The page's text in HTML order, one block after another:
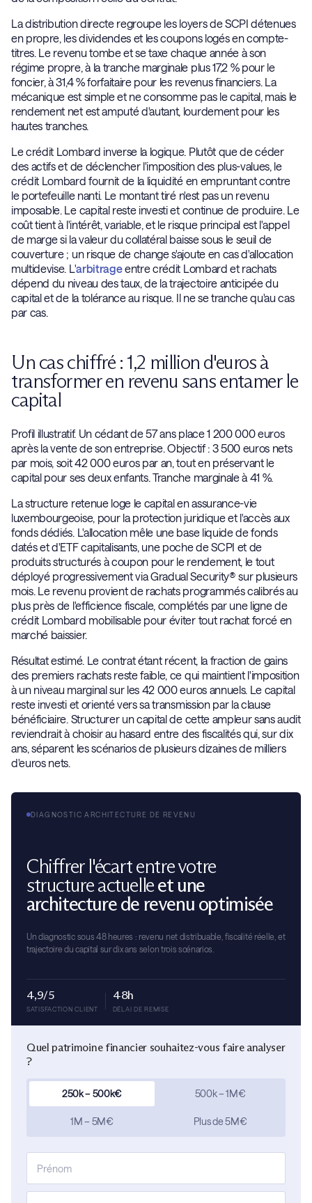
La distribution directe regroupe les loyers de SCPI détenues
en propre, les dividendes et les coupons logés en compte-
titres. Le revenu tombe et se taxe chaque année à son
régime propre, à la tranche marginale plus 17,2 % pour le
foncier, à 31,4 % forfaitaire pour les revenus financiers. La
mécanique est simple et ne consomme pas le capital, mais le
rendement net est amputé d'autant, lourdement pour les
hautes tranches.
Le crédit Lombard inverse la logique. Plutôt que de céder
des actifs et de déclencher l'imposition des plus-values, le
crédit Lombard fournit de la liquidité en empruntant contre
le portefeuille nanti. Le montant tiré n'est pas un revenu
imposable. Le capital reste investi et continue de produire. Le
coût tient à l'intérêt, variable, et le risque principal est l'appel
de marge si la valeur du collatéral baisse sous le seuil de
couverture ; un risque de change s'ajoute en cas d'allocation
multidevise. L'arbitrageentre crédit Lombard et rachats
dépend du niveau des taux, de la trajectoire anticipée du
capital et de la tolérance au risque. Il ne se tranche qu'au cas
par cas.
Un cas chiffré : 1,2 million d'euros à
transformer en revenu sans entamer le
capital
Profil illustratif. Un cédant de 57 ans place 1 200 000 euros
après la vente de son entreprise. Objectif : 3 500 euros nets
par mois, soit 42 000 euros par an, tout en préservant le
capital pour ses deux enfants. Tranche marginale à 41 %.
La structure retenue loge le capital en assurance-vie
luxembourgeoise, pour la protection juridique et l'accès aux
fonds dédiés. L'allocation mêle une base liquide de fonds
datés et d'ETF capitalisants, une poche de SCPI et de
produits structurés à coupon pour le rendement, le tout
déployé progressivement via Gradual Security® sur plusieurs
mois. Le revenu provient de rachats programmés calibrés au
plus près de l'efficience fiscale, complétés par une ligne de
crédit Lombard mobilisable pour éviter tout rachat forcé en
marché baissier.
Résultat estimé. Le contrat étant récent, la fraction de gains
des premiers rachats reste faible, ce qui maintient l'imposition
à un niveau marginal sur les 42 000 euros annuels. Le capital
reste investi et orienté vers sa transmission par la clause
bénéficiaire. Structurer un capital de cette ampleur sans audit
reviendrait à choisir au hasard entre des fiscalités qui, sur dix
ans, séparent les scénarios de plusieurs dizaines de milliers
d'euros nets.
DIAGNOSTIC ARCHITECTURE DE REVENU
Chiffrer l'écart entre votre
structure actuelleet une
architecture de revenu optimisée
Un diagnostic sous 48 heures : revenu net distribuable, fiscalité réelle, et
trajectoire du capital sur dix ans selon trois scénarios.
4,9/5
SATISFACTION CLIENT
48h
DÉLAI DE REMISE
Quel patrimoine financier souhaitez-vous faire analyser
?
250k – 500k€ 500k – 1M€
1M – 5M€ Plus de 5M€